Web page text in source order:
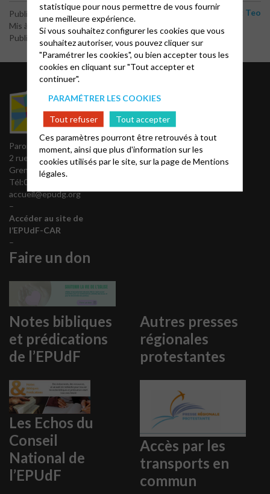
Publié le 23 mai 2026
Mis à jour le 14 juin 2026
Publié par le webmaster
Chez Teo
Paroisse de Grenoble
2 rue Joseph Fourier 38000
Grenoble
Tél:04 76 42 29 52
accueil@epudg.org
–
Accéder au site de
l’EPUdF-CAR
–
Faire un don
Le conseil presbytéral
Lire le dernier « Tous
invités »
Les nouveautés des
éditions Olivétan
Magazine protestant
Notes bibliques
et prédications
de l’EPUdF
Les Echos du
Conseil
National de
l’EPUdF
Autres presses
régionales
protestantes
Accès par les
transports en
commun
statistique pour nous permettre de vous fournir
une meilleure expérience.
Si vous souhaitez configurer les cookies que vous
souhaitez autoriser, vous pouvez cliquer sur
"Paramétrer les cookies", ou bien accepter tous les
cookies en cliquant sur "Tout accepter et
continuer".
PARAMÉTRER LES COOKIES
Tout refuser
Tout accepter
Ces paramètres pourront être retrouvés à tout
moment, ainsi que plus d'information sur les
cookies utilisés par le site, sur la page deMentions
légales.